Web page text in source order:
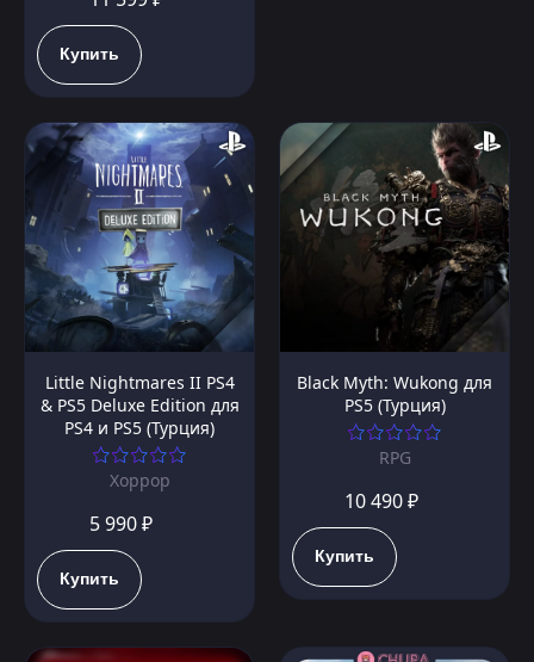
Купить
Little Nightmares II PS4
& PS5 Deluxe Edition для
PS4 и PS5 (Турция)
Хоррор
5 990 ₽
Купить
Black Myth: Wukong для
PS5 (Турция)
RPG
10 490 ₽
Купить